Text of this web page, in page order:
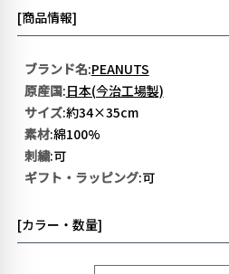
[商品情報]
ブランド名:PEANUTS
原産国:日本(今治工場製)
サイズ:約34×35cm
素材:綿100%
刺繍:可
ギフト・ラッピング:可
[カラー・数量]